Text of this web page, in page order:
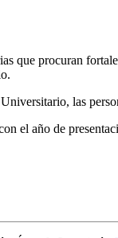
que procuran
las
el año de